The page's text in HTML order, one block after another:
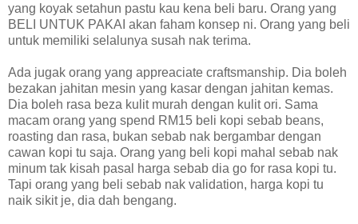
yang koyak setahun pastu kau kena beli baru. Orang yang
BELI UNTUK PAKAI akan faham konsep ni. Orang yang beli
untuk memiliki selalunya susah nak terima.
Ada jugak orang yang appreaciate craftsmanship. Dia boleh
bezakan jahitan mesin yang kasar dengan jahitan kemas.
Dia boleh rasa beza kulit murah dengan kulit ori. Sama
macam orang yang spend RM15 beli kopi sebab beans,
roasting dan rasa, bukan sebab nak bergambar dengan
cawan kopi tu saja. Orang yang beli kopi mahal sebab nak
minum tak kisah pasal harga sebab dia go for rasa kopi tu.
Tapi orang yang beli sebab nak validation, harga kopi tu
naik sikit je, dia dah bengang.